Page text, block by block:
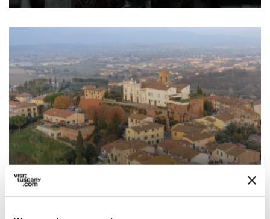
Madonna Madre dei Bimbi